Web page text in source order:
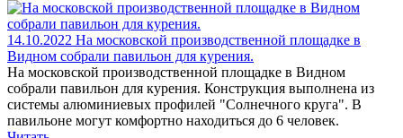
14.10.2022 На московской производственной площадке в
Видном собрали павильон для курения.
На московской производственной площадке в Видном
собрали павильон для курения. Конструкция выполнена из
системы алюминиевых профилей "Солнечного круга". В
павильоне могут комфортно находиться до 6 человек.